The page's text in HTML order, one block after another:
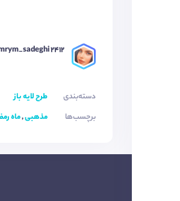
2412
دسته‌بندی
طرح لایه باز
برچسب‌ها
مذهبی,ماه